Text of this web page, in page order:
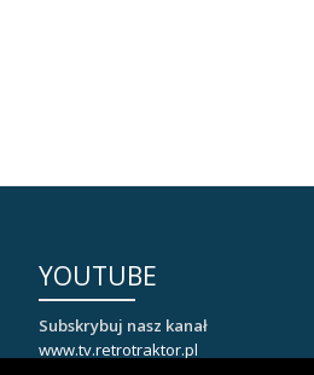
YOUTUBE
Subskrybuj nasz kanał
www.tv.retrotraktor.pl